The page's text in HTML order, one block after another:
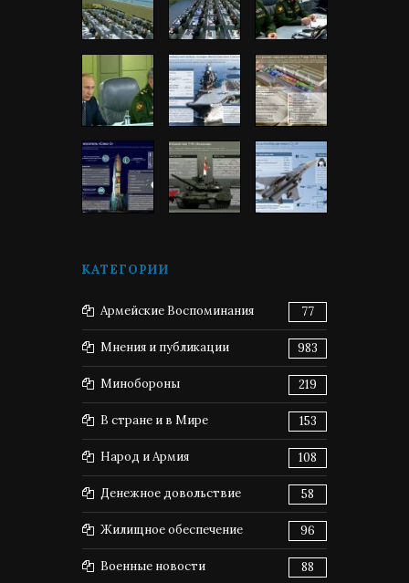
КАТЕГОРИИ
Армейские Воспоминания 77
Мнения и публикации 983
Минобороны 219
В стране и в Мире 153
Народ и Армия 108
Денежное довольствие 58
Жилищное обеспечение 96
Военные новости 88